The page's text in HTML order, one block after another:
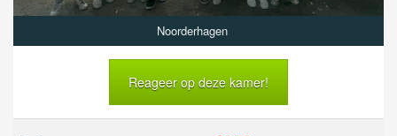
Noorderhagen
Reageer op deze kamer!